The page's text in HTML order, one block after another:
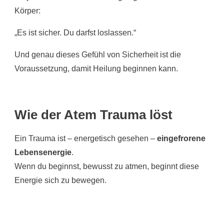
Körper:
„Es ist sicher. Du darfst loslassen.“
Und genau dieses Gefühl von Sicherheit ist die
Voraussetzung, damit Heilung beginnen kann.
Wie der Atem Trauma löst
Ein Trauma ist – energetisch gesehen – eingefrorene
Lebensenergie.
Wenn du beginnst, bewusst zu atmen, beginnt diese
Energie sich zu bewegen.